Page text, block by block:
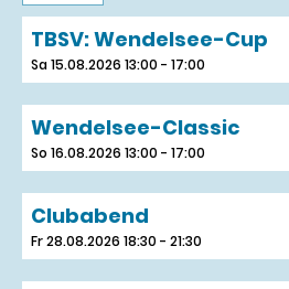
TBSV: Wendelsee-Cup
Sa 15.08.2026 13:00 - 17:00
Wendelsee-Classic
So 16.08.2026 13:00 - 17:00
Clubabend
Fr 28.08.2026 18:30 - 21:30